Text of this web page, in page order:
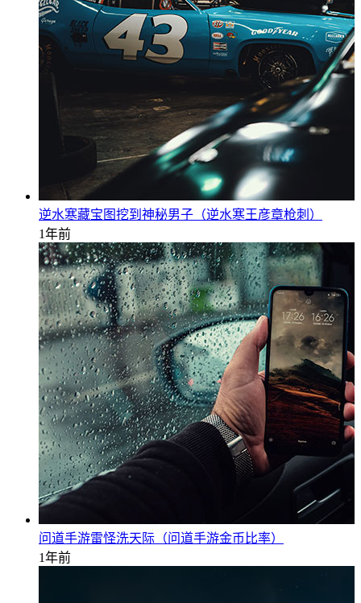
逆水寒藏宝图挖到神秘男子（逆水寒王彦章枪刺）
1年前
问道手游雷怪洗天际（问道手游金币比率）
1年前